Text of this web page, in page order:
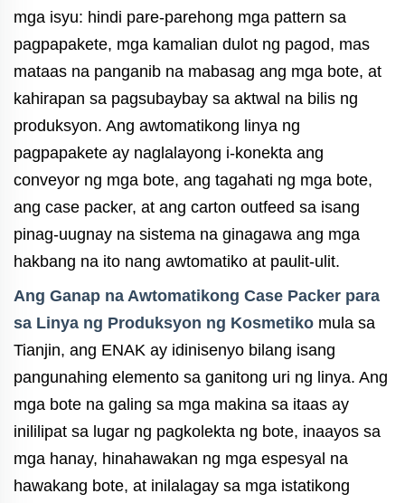
mga isyu: hindi pare-parehong mga pattern sa
pagpapakete, mga kamalian dulot ng pagod, mas
mataas na panganib na mabasag ang mga bote, at
kahirapan sa pagsubaybay sa aktwal na bilis ng
produksyon. Ang awtomatikong linya ng
pagpapakete ay naglalayong i-konekta ang
conveyor ng mga bote, ang tagahati ng mga bote,
ang case packer, at ang carton outfeed sa isang
pinag-uugnay na sistema na ginagawa ang mga
hakbang na ito nang awtomatiko at paulit-ulit.
Ang Ganap na Awtomatikong Case Packer para
sa Linya ng Produksyon ng Kosmetiko mula sa
Tianjin, ang ENAK ay idinisenyo bilang isang
pangunahing elemento sa ganitong uri ng linya. Ang
mga bote na galing sa mga makina sa itaas ay
inililipat sa lugar ng pagkolekta ng bote, inaayos sa
mga hanay, hinahawakan ng mga espesyal na
hawakang bote, at inilalagay sa mga istatikong